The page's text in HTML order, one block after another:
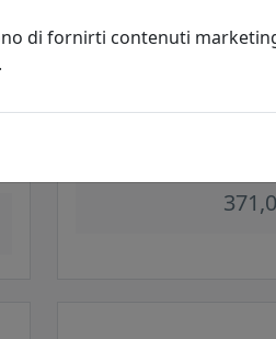
LUMETTO COLLEZIONE SIENA
di fornirti contenuti